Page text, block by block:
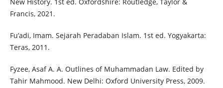
Francis, 2021.
Fu’adi, Imam. Sejarah Peradaban Islam. 1st ed. Yogyakarta:
Teras, 2011.
Fyzee, Asaf A. A. Outlines of Muhammadan Law. Edited by
Tahir Mahmood. New Delhi: Oxford University Press, 2009.